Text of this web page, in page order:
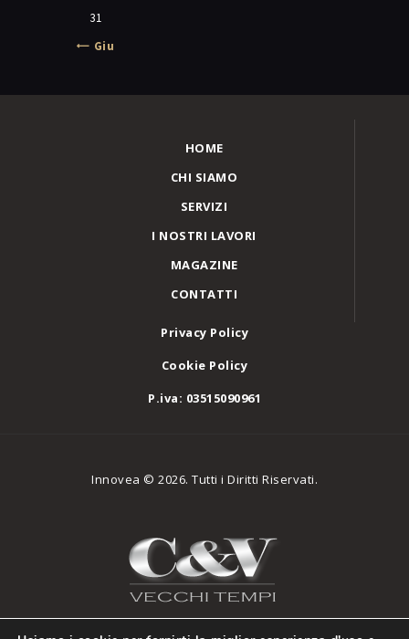
31
« Giu
HOME
CHI SIAMO
SERVIZI
I NOSTRI LAVORI
MAGAZINE
CONTATTI
Privacy Policy
Cookie Policy
P.iva: 03515090961
Innovea © 2026. Tutti i Diritti Riservati.